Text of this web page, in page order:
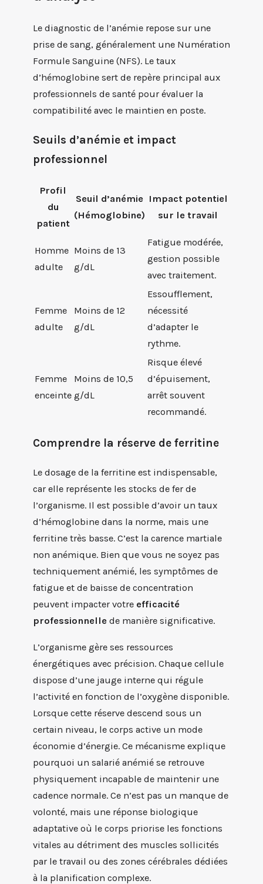
Le diagnostic de l’anémie repose sur une
prise de sang, généralement une Numération
Formule Sanguine (NFS). Le taux
d’hémoglobine sert de repère principal aux
professionnels de santé pour évaluer la
compatibilité avec le maintien en poste.
Seuils d’anémie et impact
professionnel
Profil
du
patient
Seuil d’anémie
(Hémoglobine)
Impact potentiel
sur le travail
Homme
adulte
Moins de 13
g/dL
Fatigue modérée,
gestion possible
avec traitement.
Femme
adulte
Moins de 12
g/dL
Essoufflement,
nécessité
d’adapter le
rythme.
Femme
enceinte
Moins de 10,5
g/dL
Risque élevé
d’épuisement,
arrêt souvent
recommandé.
Comprendre la réserve de ferritine
Le dosage de la ferritine est indispensable,
car elle représente les stocks de fer de
l’organisme. Il est possible d’avoir un taux
d’hémoglobine dans la norme, mais une
ferritine très basse. C’est la carence martiale
non anémique. Bien que vous ne soyez pas
techniquement anémié, les symptômes de
fatigue et de baisse de concentration
peuvent impacter votre efficacité
professionnelle de manière significative.
L’organisme gère ses ressources
énergétiques avec précision. Chaque cellule
dispose d’une jauge interne qui régule
l’activité en fonction de l’oxygène disponible.
Lorsque cette réserve descend sous un
certain niveau, le corps active un mode
économie d’énergie. Ce mécanisme explique
pourquoi un salarié anémié se retrouve
physiquement incapable de maintenir une
cadence normale. Ce n’est pas un manque de
volonté, mais une réponse biologique
adaptative où le corps priorise les fonctions
vitales au détriment des muscles sollicités
par le travail ou des zones cérébrales dédiées
à la planification complexe.